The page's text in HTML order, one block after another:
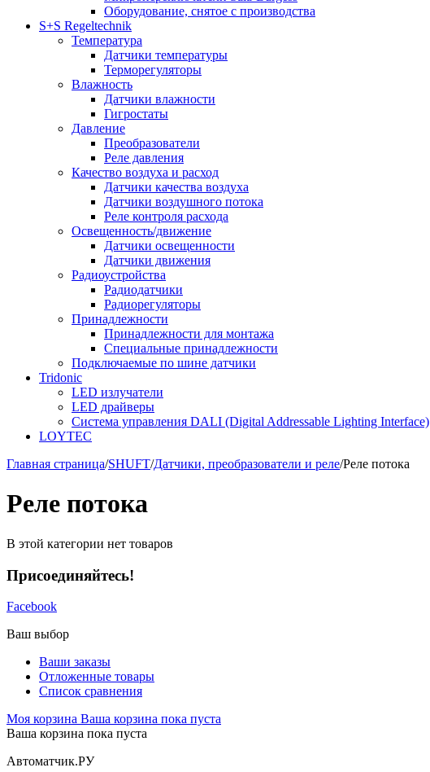
Оборудование, снятое с производства
S+S Regeltechnik
Температура
Датчики температуры
Терморегуляторы
Влажность
Датчики влажности
Гигростаты
Давление
Преобразователи
Реле давления
Качество воздуха и расход
Датчики качества воздуха
Датчики воздушного потока
Реле контроля расхода
Освещенность/движение
Датчики освещенности
Датчики движения
Радиоустройства
Радиодатчики
Радиорегуляторы
Принадлежности
Принадлежности для монтажа
Специальные принадлежности
Подключаемые по шине датчики
Tridonic
LED излучатели
LED драйверы
Система управления DALI (Digital Addressable Lighting Interface)
LOYTEC
Главная страница/SHUFT/Датчики, преобразователи и реле/Реле потока
Реле потока
В этой категории нет товаров
Присоединяйтесь!
Facebook
Ваш выбор
Ваши заказы
Отложенные товары
Список сравнения
Моя корзина Ваша корзина пока пуста
Ваша корзина пока пуста
Автоматчик.РУ